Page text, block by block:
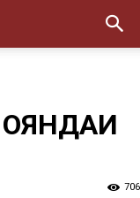
706